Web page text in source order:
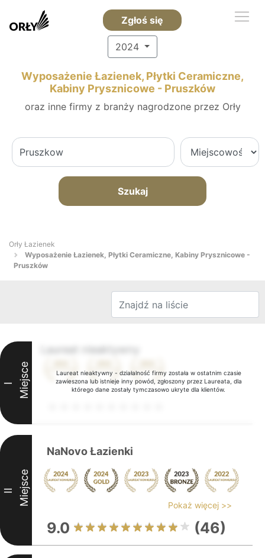
Zgłoś się
2024
Wyposażenie Łazienek, Płytki Ceramiczne,
Kabiny Prysznicowe - Pruszków
oraz inne firmy z branży nagrodzone przez Orły
Szukaj
Orły Łazienek
Wyposażenie Łazienek, Płytki Ceramiczne, Kabiny Prysznicowe -
Pruszków
Laureat nieaktywny - działalność firmy została w ostatnim czasie
zawieszona lub istnieje inny powód, zgłoszony przez Laureata, dla
którego dane zostały tymczasowo ukryte dla klientów.
I Miejsce
II Miejsce
NaNovo Łazienki
Pokaż więcej >>
9.0 (46)